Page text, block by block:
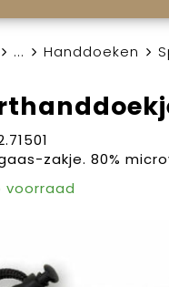
... Handdoeken
zakje. 80%
voorraad